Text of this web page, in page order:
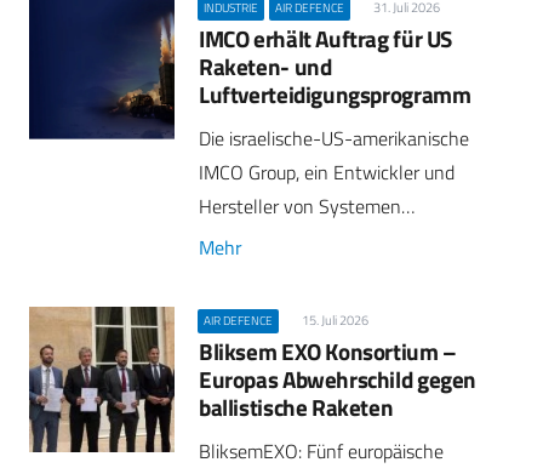
INDUSTRIE AIR DEFENCE 31. Juli 2026
IMCO erhält Auftrag für US
Raketen- und
Luftverteidigungsprogramm
Die israelische-US-amerikanische
IMCO Group, ein Entwickler und
Hersteller von Systemen…
Mehr
AIR DEFENCE 15. Juli 2026
Bliksem EXO Konsortium –
Europas Abwehrschild gegen
ballistische Raketen
BliksemEXO: Fünf europäische